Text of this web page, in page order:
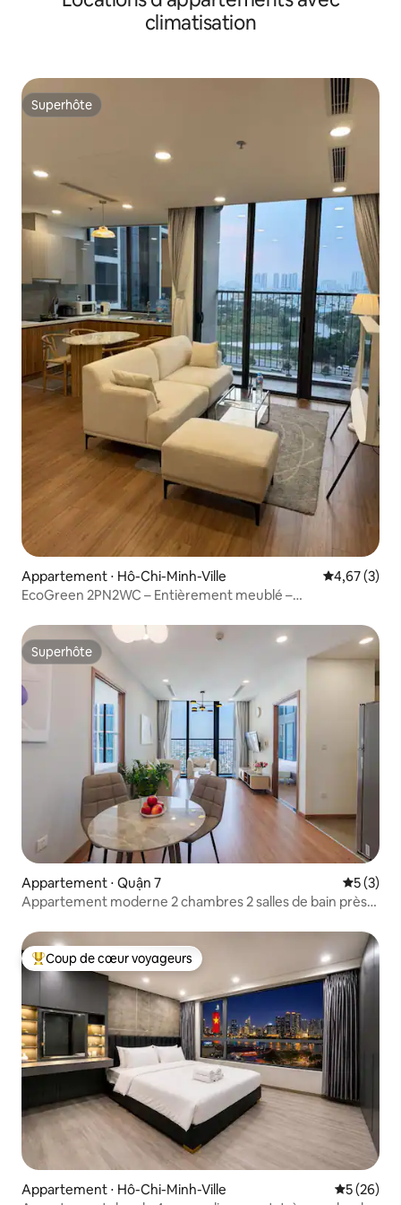
climatisation
Superhôte
Superhôte
Appartement ⋅ Hô-Chi-Minh-Ville Évaluation
4,67 (3)
EcoGreen 2PN2WC – Entièrement meublé –
Superhôte
Superhôte
Appartement ⋅ Quận 7
5 (3)
Appartement moderne 2 chambres 2 salles de bain près
Coups de cœur voyageurs les plus appréciés
Coup de cœur voyageurs
Appartement ⋅ Hô-Chi-Minh-Ville
5 (26)